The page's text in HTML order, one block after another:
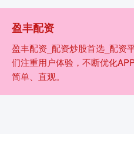
盈丰配资
盈丰配资_配资炒股首选_配资
们注重用户体验，不断优化
简单、直观。